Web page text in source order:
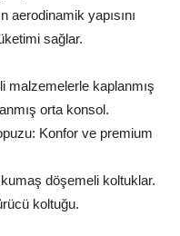
aerodinamik yapısını
sağlar.
malzemelerle kaplanmış
orta konsol.
Konfor ve premium
döşemeli koltuklar.
koltuğu.